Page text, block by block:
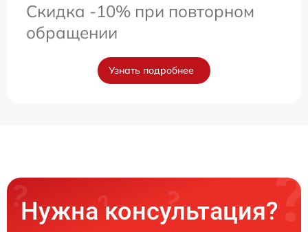
Скидка -10% при повторном
обращении
Узнать подробнее
Нужна консультация?